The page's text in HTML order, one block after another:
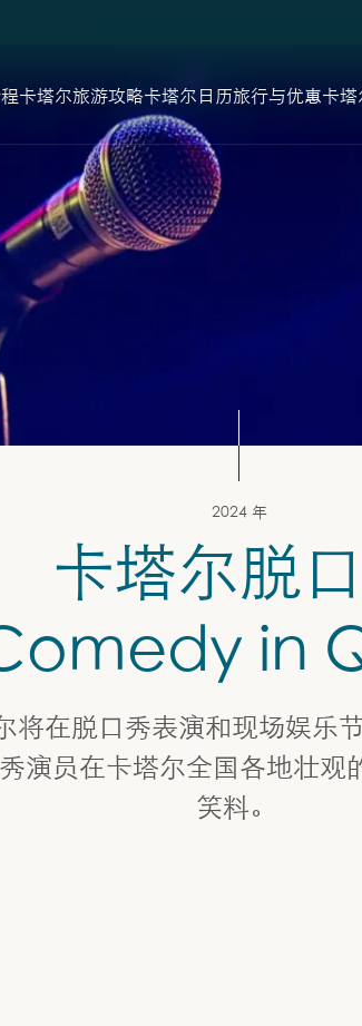
卡塔尔旅游攻略卡塔尔日历旅行与优惠卡
2024 年
卡塔尔脱
in
将在脱口秀表演和现场娱乐
演员在卡塔尔全国各地壮观
笑料。